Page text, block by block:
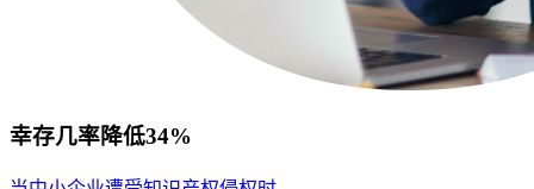
幸存几率降低34%